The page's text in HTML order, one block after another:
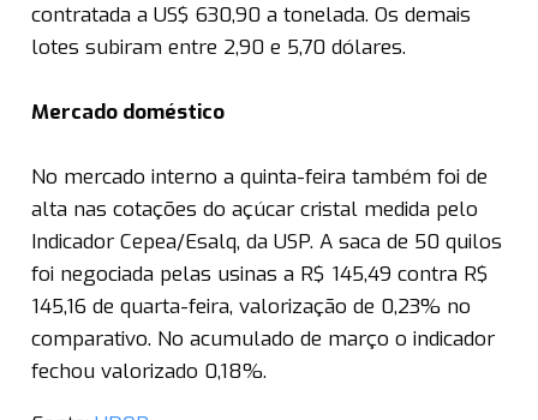
contratada a US$ 630,90 a tonelada. Os demais
lotes subiram entre 2,90 e 5,70 dólares.
Mercado doméstico
No mercado interno a quinta-feira também foi de
alta nas cotações do açúcar cristal medida pelo
Indicador Cepea/Esalq, da USP. A saca de 50 quilos
foi negociada pelas usinas a R$ 145,49 contra R$
145,16 de quarta-feira, valorização de 0,23% no
comparativo. No acumulado de março o indicador
fechou valorizado 0,18%.